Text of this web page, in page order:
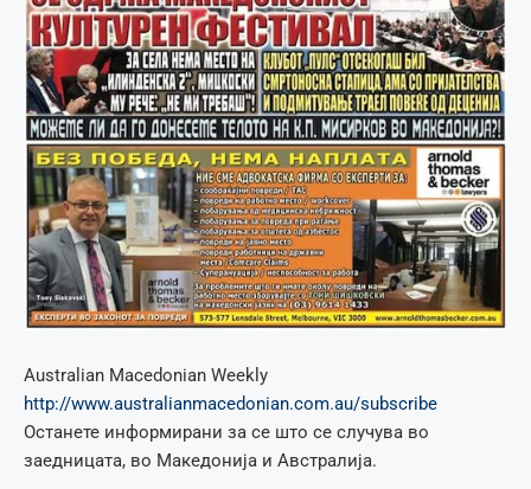
Australian Macedonian Weekly
http://www.australianmacedonian.com.au/subscribe
Останете информирани за се што се случува во
заедницата, во Македонија и Австралија.